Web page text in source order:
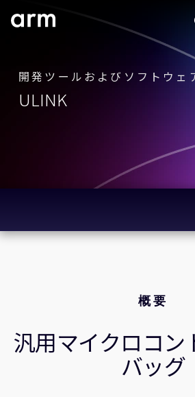
Skip to Footer
サーチ
ARMのお問い合
サポート
企業様向けFlexible Access
その他のお問い合わせ
研究連携
ARMアカウン
Armアカウント
製品
開発ツールおよびソフトウェ
ULINK
概要
汎用マイクロコン
バッグ